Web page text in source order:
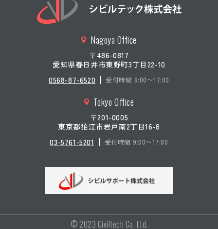
設計業務
橋梁点検
ンス国庫補助事業(市)積志笠井
線(積志笠井線２号線)外道路橋
定期点検業務
ス国庫補助事業(国)152号空沢橋
点検業務委託
令和7年度(債務)道路メンテナン
ス国庫補助事業(-)瀬戸佐久米線
新瀬戸橋外道路橋定期点検業務
名古屋支社管内 建設技術支援
務Ⅵ・Ⅶ
詳細調査 清水橋 板厚等計測調査
Nagoya Office
〒486-0817
愛知県春日井市東野町3丁目22-10
0568-87-6520
受付時間 9:00〜17:00
Tokyo Office
〒201-0005
東京都狛江市岩戸南2丁目16-8
03-5761-5201
受付時間 9:00〜17:00
© 2023 Civiltech Co. Ltd.